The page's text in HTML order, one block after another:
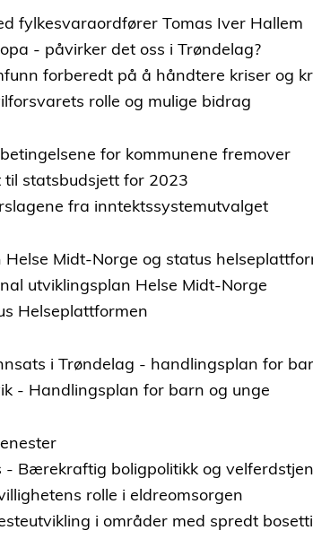
fylkesvaraordfører Tomas Iver Hallem
- påvirker det oss i Trøndelag?
forberedt på å håndtere kriser og
rolle og mulige bidrag
for kommunene fremover
til statsbudsjett for 2023
fra inntektssystemutvalget
Midt-Norge og status
utviklingsplan Helse Midt-Norge
Helseplattformen
i Trøndelag - handlingsplan for
- Handlingsplan for barn og unge
- Bærekraftig boligpolitikk og
rolle i eldreomsorgen
i områder med spredt